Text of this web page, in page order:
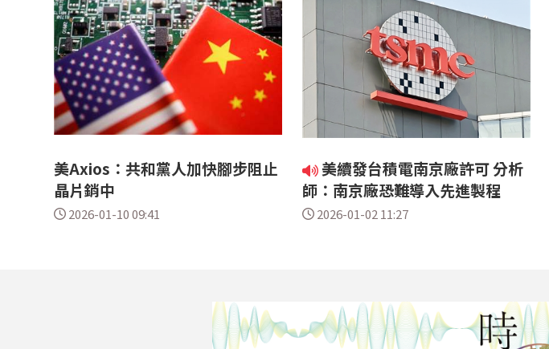
美Axios：共和黨人加快腳步阻止
晶片銷中
2026-01-10 09:41
美續發台積電南京廠許可 分析
師：南京廠恐難導入先進製程
2026-01-02 11:27